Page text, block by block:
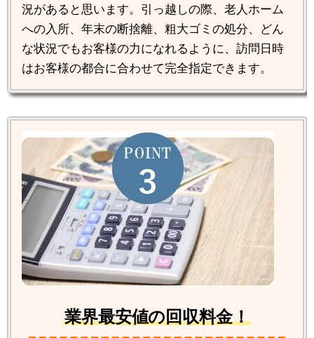
況があると思います。引っ越しの際、老人ホーム
への入所、年末の断捨離、粗大ゴミの処分、どん
な状況でもお客様の力になれるように、訪問日時
はお客様の都合に合わせて完全指定できます。
業界最安値の回収料金！